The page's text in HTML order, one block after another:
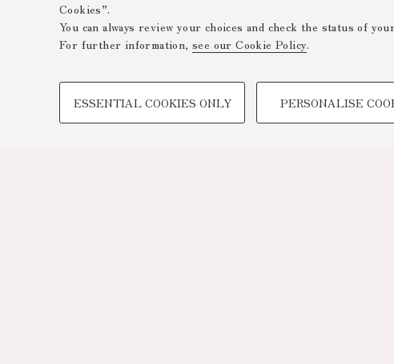
Cookies”.
You can always review your choices and check the status of
For further information, see our Cookie Policy.
PROFILING COOKIES - OPTIONAL
ESSENTIAL COOKIES ONLY PERSONALISE